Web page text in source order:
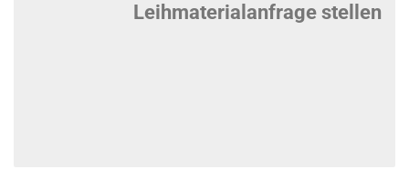
Leihmaterialanfrage stellen